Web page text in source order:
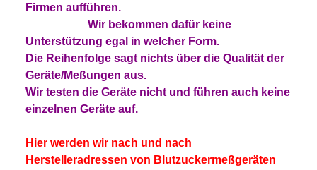
Firmen aufführen.
Wir bekommen dafür keine
Unterstützung egal in welcher Form.
Die Reihenfolge sagt nichts über die Qualität der
Geräte/Meßungen aus.
Wir testen die Geräte nicht und führen auch keine
einzelnen Geräte auf.
Hier werden wir nach und nach
Herstelleradressen von Blutzuckermeßgeräten